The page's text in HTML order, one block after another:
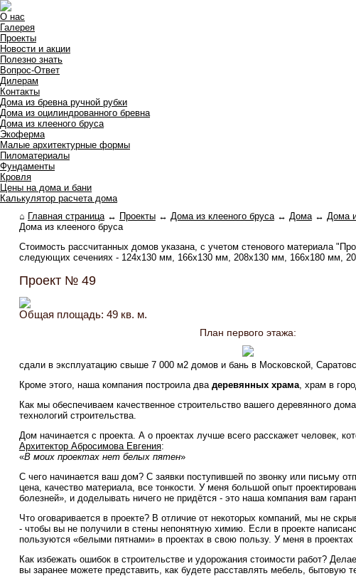
О нас
Галерея
Проекты
Новости и акции
Полезно знать
Вопрос-Ответ
Дилерам
Контакты
Дома из бревна ручной рубки
Дома из оцилиндрованного бревна
Дома из клееного бруса
Экоферма
Малые архитектурные формы
Пиломатериалы
Фундаменты
Кровля
Цены на дома и бани
Калькулятор расчета дома
⌂ Главная страница↔ Проекты↔ Дома из клееного бруса↔ Дома↔ Дома
Дома из клееного бруса
Стоимость рассчитанных домов указана, с учетом стенового материала
следующих сечениях - 124х130 мм, 166х130 мм, 208х130 мм, 166x180 мм,
Проект № 49
Общая площадь: 49 кв. м.
План первого этажа:
сдали в эксплуатацию свыше 7 000 м2 домов и бань в Московской,
Кроме этого, наша компания построила два деревянных храма, храм в
Как мы обеспечиваем качественное строительство вашего деревянного
технологий строительства.
Дом начинается с проекта. А о проектах лучше всего расскажет человек,
Архитектор Абросимова Евгения:
«В моих проектах нет белых пятен»
С чего начинается ваш дом? С заявки поступившей по звонку или письму
цена, качество материала, все тонкости. У меня большой опыт
болезней», и доделывать ничего не придётся - это наша компания вам
Что оговаривается в проекте? В отличие от некоторых компаний, мы не
- чтобы вы не получили в стены непонятную химию. Если в проекте
пользуются «белыми пятнами» в проектах в свою пользу. У меня в проектах
Как избежать ошибок в строительстве и удорожания стоимости работ?
вы заранее можете представить, как будете расставлять мебель, бытовую